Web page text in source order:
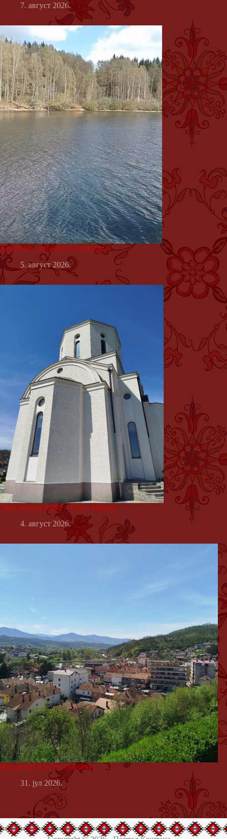
7. август 2026.
Власина – нетакнута природа
5. август 2026.
Заштитница жена – Блага Марија
4. август 2026.
Владичин Хан на три реке
31. јул 2026.